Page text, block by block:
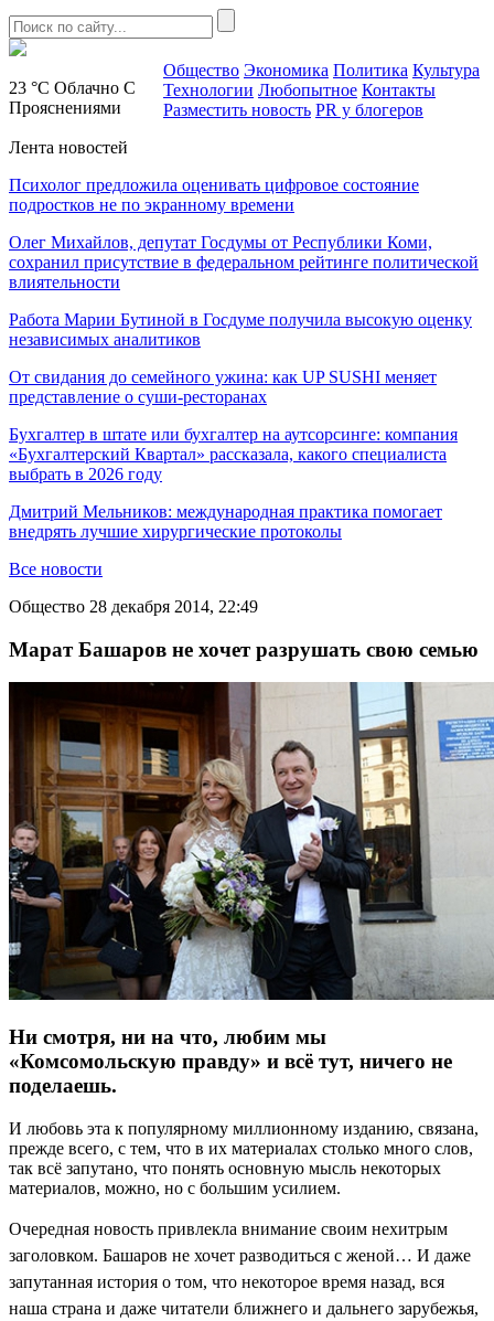
23 °C Облачно С
Прояснениями
Общество Экономика Политика Культура
Технологии Любопытное Контакты
Разместить новость PR у блогеров
Лента новостей
Психолог предложила оценивать цифровое состояние
подростков не по экранному времени
Олег Михайлов, депутат Госдумы от Республики Коми,
сохранил присутствие в федеральном рейтинге политической
влиятельности
Работа Марии Бутиной в Госдуме получила высокую оценку
независимых аналитиков
От свидания до семейного ужина: как UP SUSHI меняет
представление о суши-ресторанах
Бухгалтер в штате или бухгалтер на аутсорсинге: компания
«Бухгалтерский Квартал» рассказала, какого специалиста
выбрать в 2026 году
Дмитрий Мельников: международная практика помогает
внедрять лучшие хирургические протоколы
Все новости
Общество 28 декабря 2014, 22:49
Марат Башаров не хочет разрушать свою семью
Ни смотря, ни на что, любим мы
«Комсомольскую правду» и всё тут, ничего не
поделаешь.
И любовь эта к популярному миллионному изданию, связана,
прежде всего, с тем, что в их материалах столько много слов,
так всё запутано, что понять основную мысль некоторых
материалов, можно, но с большим усилием.
Очередная новость привлекла внимание своим нехитрым
заголовком. Башаров не хочет разводиться с женой… И даже
запутанная история о том, что некоторое время назад, вся
наша страна и даже читатели ближнего и дальнего зарубежья,